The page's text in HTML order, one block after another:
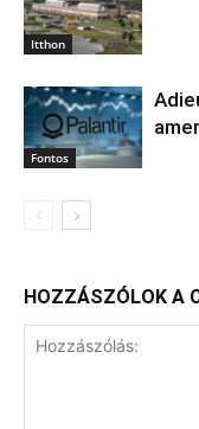
Itthon
Fontos
HOZZÁSZÓLOK A